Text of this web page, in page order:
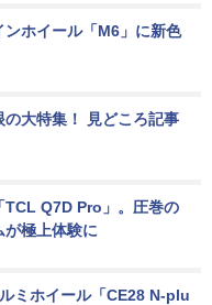
ンホイール「M6」に新色
の大特集！ 見どころ記事
TCL Q7D Pro」。圧巻の
が極上体験に
ミホイール「CE28 N-plu